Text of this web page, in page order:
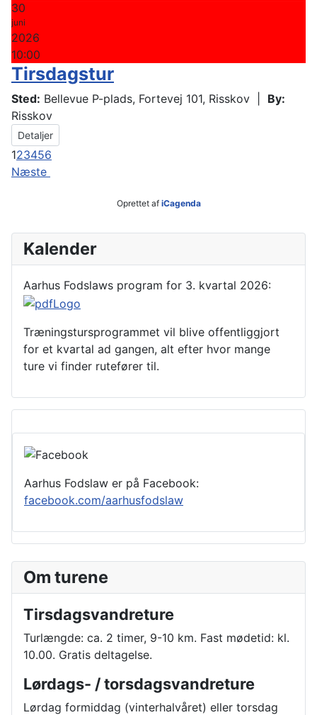
30
juni
2026
10:00
Tirsdagstur
Sted: Bellevue P-plads, Fortevej 101, Risskov
By:
Risskov
Detaljer
123456
Næste
Oprettet af iCagenda
Kalender
Aarhus Fodslaws program for 3. kvartal 2026:
Træningstursprogrammet vil blive offentliggjort
for et kvartal ad gangen, alt efter hvor mange
ture vi finder rutefører til.
Aarhus Fodslaw er på Facebook:
facebook.com/aarhusfodslaw
Om turene
Tirsdagsvandreture
Turlængde: ca. 2 timer, 9-10 km. Fast mødetid: kl.
10.00. Gratis deltagelse.
Lørdags- / torsdagsvandreture
Lørdag formiddag (vinterhalvåret) eller torsdag